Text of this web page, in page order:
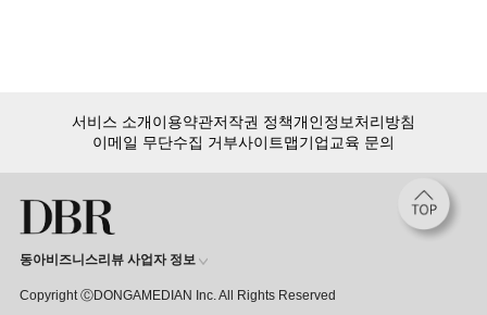
서비스 소개이용약관저작권 정책개인정보처리방침
이메일 무단수집 거부사이트맵기업교육 문의
동아비즈니스리뷰 사업자 정보
Copyright ⒸDONGAMEDIAN Inc. All Rights Reserved